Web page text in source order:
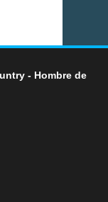
- Hombre de